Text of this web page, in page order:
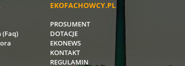
EKOFACHOWCY.PL
PROSUMENT
DOTACJE
EKONEWS
KONTAKT
REGULAMIN